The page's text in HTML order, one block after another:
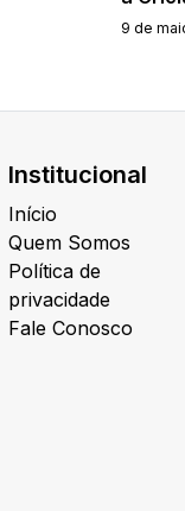
9 de
Institucional
Início
Quem Somos
Política de
privacidade
Fale Conosco